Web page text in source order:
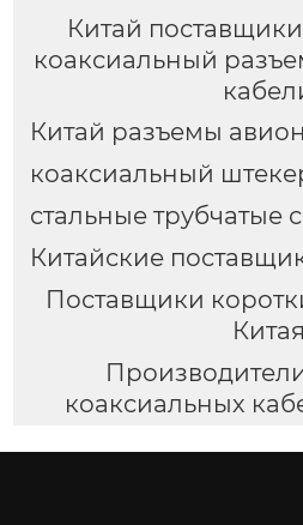
Китай
коаксиальный
Китай разъемы
коаксиальный
стальные трубчатые
Китайские
Поставщики
Китая
коаксиальных